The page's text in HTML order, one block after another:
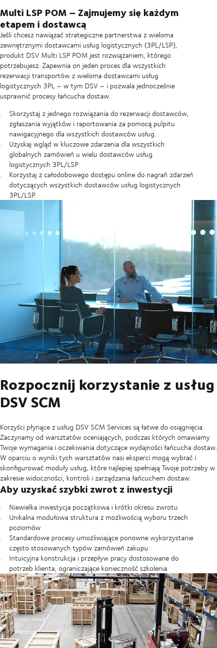
Multi LSP POM – Zajmujemy się każdym
etapem i dostawcą
Jeśli chcesz nawiązać strategiczne partnerstwa z wieloma
zewnętrznymi dostawcami usług logistycznych (3PL/LSP),
produkt DSV Multi LSP POM jest rozwiązaniem, którego
potrzebujesz. Zapewnia on jeden proces dla wszystkich
rezerwacji transportów z wieloma dostawcami usług
logistycznych 3PL – w tym DSV – i pozwala jednocześnie
usprawnić procesy łańcucha dostaw.
Skorzystaj z jednego rozwiązania do rezerwacji dostawców,
zgłaszania wyjątków i raportowania za pomocą pulpitu
nawigacyjnego dla wszystkich dostawców usług.
Uzyskaj wgląd w kluczowe zdarzenia dla wszystkich
globalnych zamówień u wielu dostawców usług
logistycznych 3PL/LSP
Korzystaj z całodobowego dostępu online do nagrań zdarzeń
dotyczących wszystkich dostawców usług logistycznych
3PL/LSP.
Rozpocznij korzystanie z usług
DSV SCM
Korzyści płynące z usług DSV SCM Services są łatwe do osiągnięcia.
Zaczynamy od warsztatów oceniających, podczas których omawiamy
Twoje wymagania i oczekiwania dotyczące wydajności łańcucha dostaw.
W oparciu o wyniki tych warsztatów nasi eksperci mogą wybrać i
skonfigurować moduły usług, które najlepiej spełniają Twoje potrzeby w
zakresie widoczności, kontroli i zarządzania łańcuchem dostaw.
Aby uzyskać szybki zwrot z inwestycji
Niewielka inwestycja początkowa i krótki okresu zwrotu
Unikalna modułowa struktura z możliwością wyboru trzech
poziomów
Standardowe procesy umożliwiające ponowne wykorzystanie
często stosowanych typów zamówień zakupu
Intuicyjna konstrukcja i przepływ pracy dostosowane do
potrzeb klienta, ograniczające konieczność szkolenia